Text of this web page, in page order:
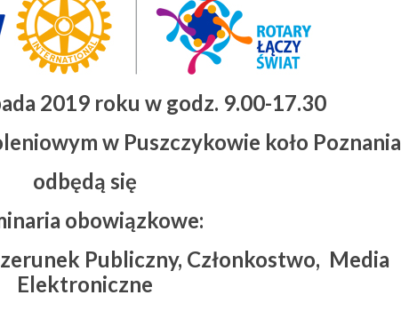
2019 roku w godz. 9.00-17.30
w Puszczykowie koło Poznania
odbędą się
obowiązkowe:
Publiczny, Członkostwo, Media
Elektroniczne